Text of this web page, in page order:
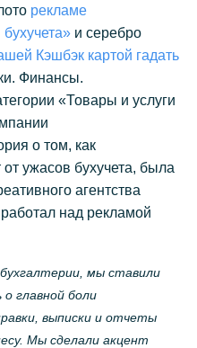
рекламе
и серебро
Кэшбэк картой гадать
Финансы.
«Товары и услуги
о том, как
от ужасов бухучета, была
агентства
над рекламой
, мы ставили
о главной боли
выписки и отчеты
Мы сделали акцент